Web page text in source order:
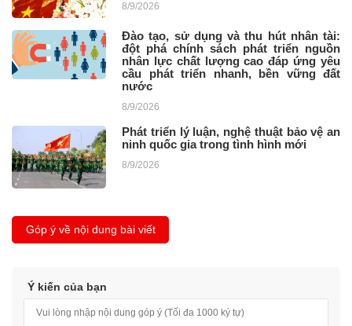
8/9/2026
Đào tạo, sử dụng và thu hút nhân tài:
đột phá chính sách phát triển nguồn
nhân lực chất lượng cao đáp ứng yêu
cầu phát triển nhanh, bền vững đất
nước
8/9/2026
Phát triển lý luận, nghệ thuật bảo vệ an
ninh quốc gia trong tình hình mới
8/9/2026
Góp ý về nội dung bài viết
Ý kiến của bạn